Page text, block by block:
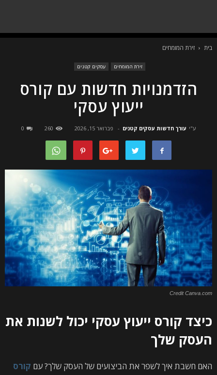
בית זירת המומחים
זירת המומחים עסקים קטנים
הזדמנויות חדשות עם קורס
ייעוץ עסקי
ע"י עורך חדשות עסקים קטנים - פברואר 15, 2026 260
0
Credit Canva.com
כיצד קורס ייעוץ עסקי יכול לשנות את
העסק שלך
האם חשבת איך לשפר את הביצועים של העסק שלך? עם קורס